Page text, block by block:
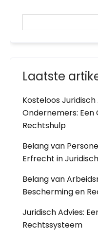
Laatste
Kosteloos
Ondernemers: Een
Rechtshulp
Belang van
Erfrecht in
Belang van
Bescherming en
Juridisch Advies:
Rechtssysteem